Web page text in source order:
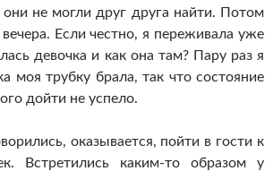
они не могли друг друга найти. Потом
Если честно, я переживала уже
девочка и как она там? Пару раз я
моя трубку брала, так что состояние
дойти не успело.
оказывается, пойти в гости к
Встретились каким-то образом у